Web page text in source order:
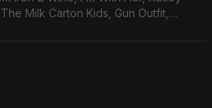
Milk Carton Kids, Gun Outfit,